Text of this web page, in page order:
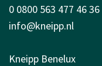
0 0800 563 477 46 36
info@kneipp.nl
Kneipp Benelux